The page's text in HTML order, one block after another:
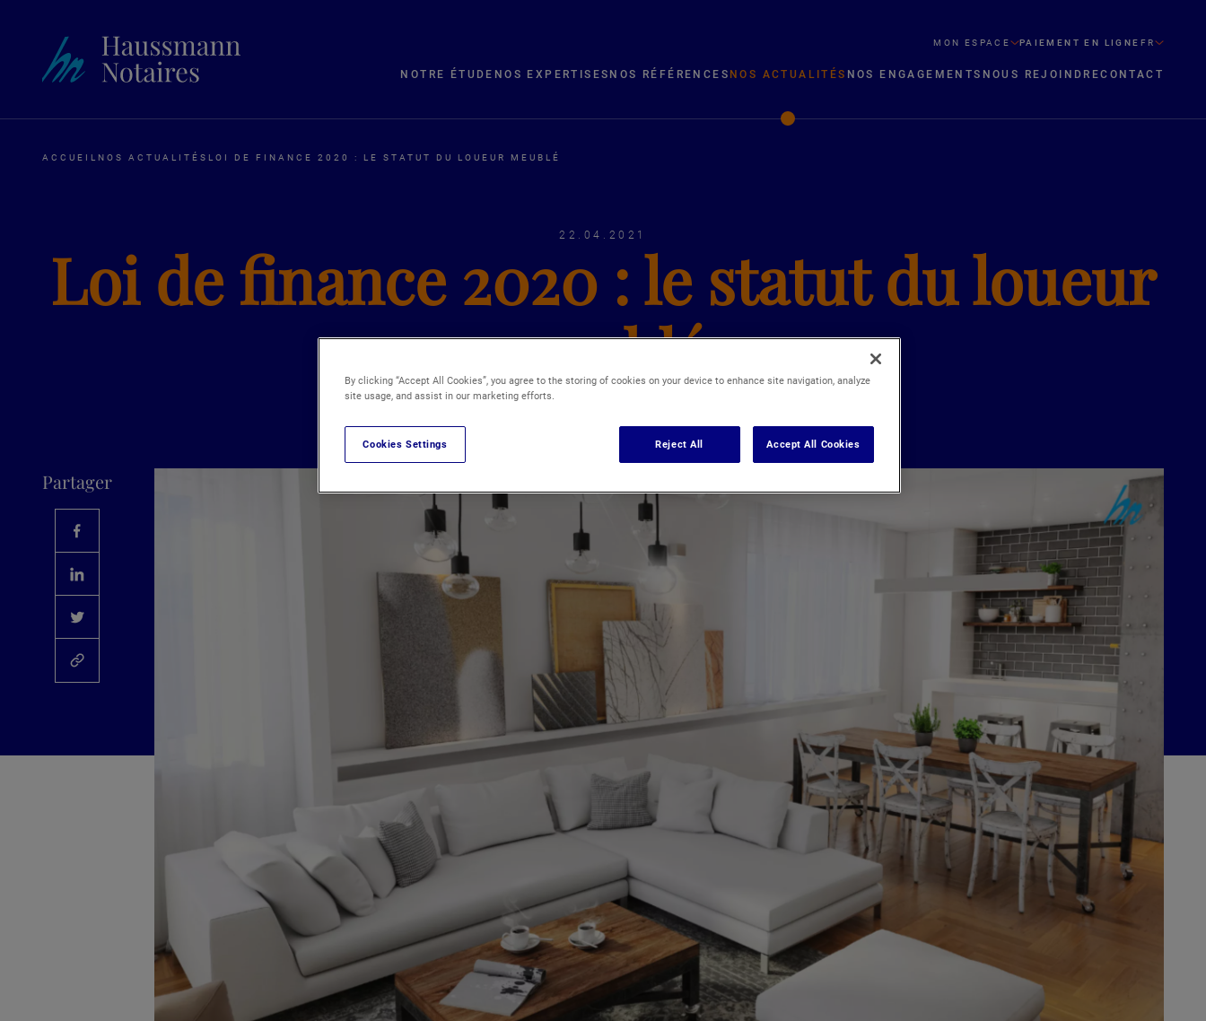
MON ESPACE PAIEMENT EN LIGNE FR
NOTRE ÉTUDE NOS EXPERTISES NOS RÉFÉRENCES NOS ACTUALITÉS NOS ENGAGEMENTS NOUS REJOINDRECONTACT
ACCUEIL NOS ACTUALITÉS LOI DE FINANCE 2020 : LE STATUT DU LOUEUR MEUBLÉ
22.04.2021
Loi de finance 2020 : le statut du loueur
meublé
Partager
By clicking “Accept All Cookies”, you agree to the storing of cookies on your device to enhance site navigation, analyze
site usage, and assist in our marketing efforts.
Reject All Accept All Cookies
Cookies Settings